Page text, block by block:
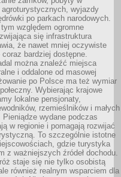
agroturystycznych, wyjazdy
po parkach narodowych.
względem ogromne
się infrastruktura
że nawet mniej oczywiste
bardziej dostępne.
można znaleźć miejsca
i oddalone od masowej
po Polsce ma też wymiar
Wybierając krajowe
lokalne pensjonaty,
rzemieślników i małych
Pieniądze wydane podczas
w regionie i pomagają rozwijać
To szczególnie istotne
gdzie turystyka
z ważniejszych źródeł dochodu.
staje się nie tylko osobistą
również realnym wsparciem dla